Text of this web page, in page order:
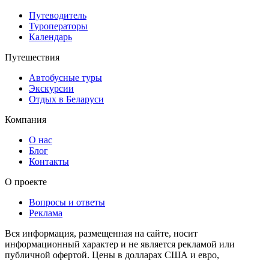
Путеводитель
Туроператоры
Календарь
Путешествия
Автобусные туры
Экскурсии
Отдых в Беларуси
Компания
О нас
Блог
Контакты
О проекте
Вопросы и ответы
Реклама
Вся информация, размещенная на сайте, носит
информационный характер и не является рекламой или
публичной офертой. Цены в долларах США и евро,